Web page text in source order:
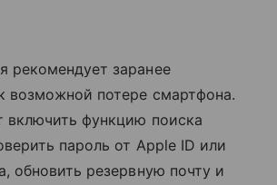
рекомендует заранее
возможной потере смартфона.
включить функцию поиска
пароль от Apple ID или
обновить резервную почту и